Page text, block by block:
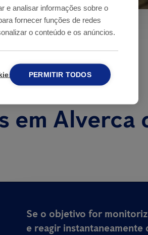
em Alverca
Se o objetivo for
e reagir
e analisar informações sobre o
fornecer funções de redes
o conteúdo e os anúncios.
PERMITIR TODOS